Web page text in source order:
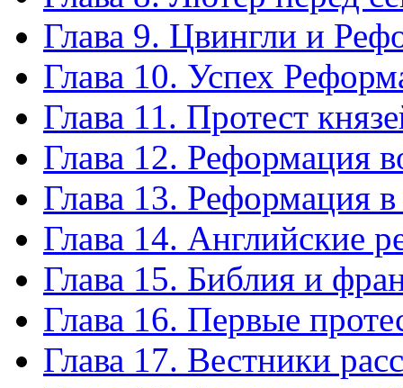
Глава 9. Цвингли и
Глава 10. Успех
Глава 11. Протест
Глава 12. Реформация
Глава 13. Реформация
Глава 14. Английские
Глава 15. Библия и
Глава 16. Первые
Глава 17. Вестники